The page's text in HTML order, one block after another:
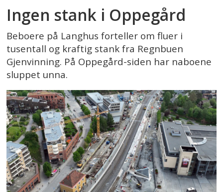
Ingen stank i Oppegård
Beboere på Langhus forteller om fluer i
tusentall og kraftig stank fra Regnbuen
Gjenvinning. På Oppegård-siden har naboene
sluppet unna.